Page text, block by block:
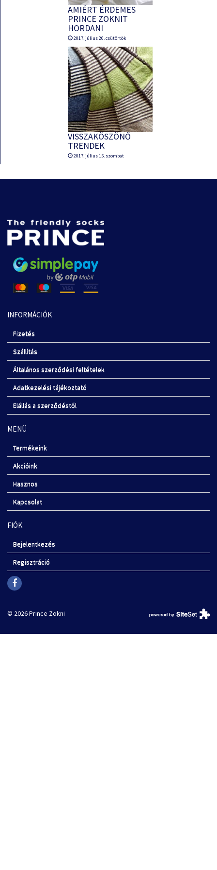
AMIÉRT ÉRDEMES
PRINCE ZOKNIT
HORDANI
2017. július 20. csütörtök
VISSZAKÖSZÖNŐ
TRENDEK
2017. július 15. szombat
INFORMÁCIÓK
Fizetés
Szállítás
Általános szerződési feltételek
Adatkezelési tájékoztató
Elállás a szerződéstől
MENÜ
Termékeink
Akcióink
Hasznos
Kapcsolat
FIÓK
Bejelentkezés
Regisztráció
© 2026 Prince Zokni